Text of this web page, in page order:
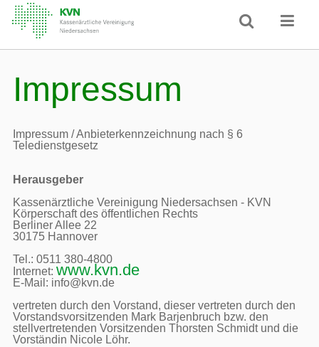
Impressum
Impressum / Anbieterkennzeichnung nach § 6
Teledienstgesetz
Herausgeber
Kassenärztliche Vereinigung Niedersachsen - KVN
Körperschaft des öffentlichen Rechts
Berliner Allee 22
30175 Hannover
Tel.: 0511 380-4800
Internet: www.kvn.de
E-Mail: info@kvn.de
vertreten durch den Vorstand, dieser vertreten durch den
Vorstandsvorsitzenden Mark Barjenbruch bzw. den
stellvertretenden Vorsitzenden Thorsten Schmidt und die
Vorständin Nicole Löhr.